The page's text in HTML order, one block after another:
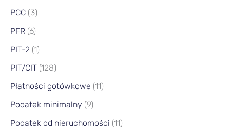
PCC (3)
PFR (6)
PIT-2 (1)
PIT/CIT (128)
Płatności gotówkowe (11)
Podatek minimalny (9)
Podatek od nieruchomości (11)